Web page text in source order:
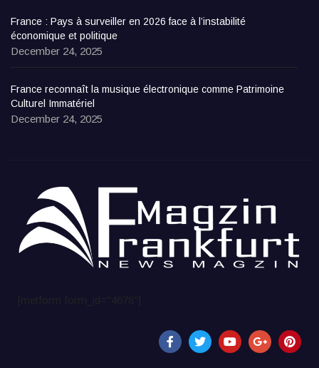
France : Pays à surveiller en 2026 face à l’instabilité
économique et politique
December 24, 2025
France reconnaît la musique électronique comme Patrimoine
Culturel Immatériel
December 24, 2025